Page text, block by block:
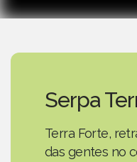
Serpa
Terra Forte,
das gentes no